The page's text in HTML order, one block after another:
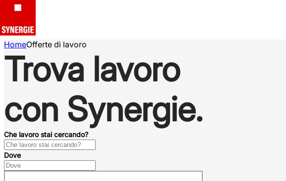
HomeOfferte di lavoro
Trova lavoro
con Synergie.
Che lavoro stai cercando?
Dove